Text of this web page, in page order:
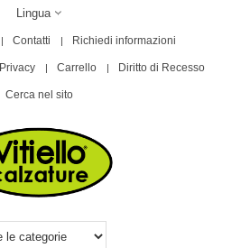
Lingua
Contatti Richiedi informazioni
Privacy Carrello Diritto di Recesso
Cerca nel sito